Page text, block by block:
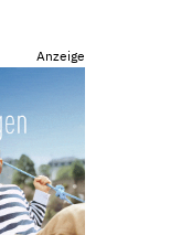
Anzeige